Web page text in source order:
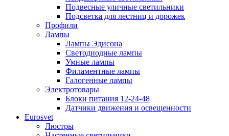
Подвесные уличные светильники
Подсветка для лестниц и дорожек
Профили
Лампы
Лампы Эдисона
Светодиодные лампы
Умные лампы
Филаментные лампы
Галогенные лампы
Электротовары
Блоки питания 12-24-48
Датчики движения и освещенности
Eurosvet
Люстры